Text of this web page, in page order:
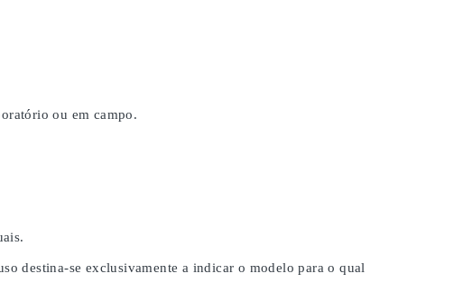
ou em campo.
destina-se exclusivamente a indicar o modelo para o qual